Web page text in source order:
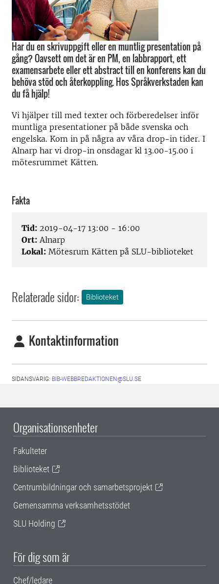
Har du en skrivuppgift eller en muntlig presentation på
gång? Oavsett om det är en PM, en labbrapport, ett
examensarbete eller ett abstract till en konferens kan du
behöva stöd och återkoppling. Hos Språkverkstaden kan
du få hjälp!
Vi hjälper till med texter och förberedelser inför
muntliga presentationer på både svenska och
engelska. Kom in på några av våra drop-in tider. I
Alnarp har vi drop-in onsdagar kl 13.00-15.00 i
mötesrummet Kätten.
Fakta
Tid: 2019-04-17 13:00 - 16:00
Ort: Alnarp
Lokal: Mötesrum Kätten på SLU-biblioteket
Relaterade sidor: Biblioteket
Kontaktinformation
SIDANSVARIG: BIB-WEBBREDAKTIONEN@SLU.SE
Organisationsenheter
Fakulteter
Biblioteket
Centrumbildningar och samarbetsprojekt
Gemensamma verksamhetsstödet
SLU Holding
För dig som är
Chef/ledare